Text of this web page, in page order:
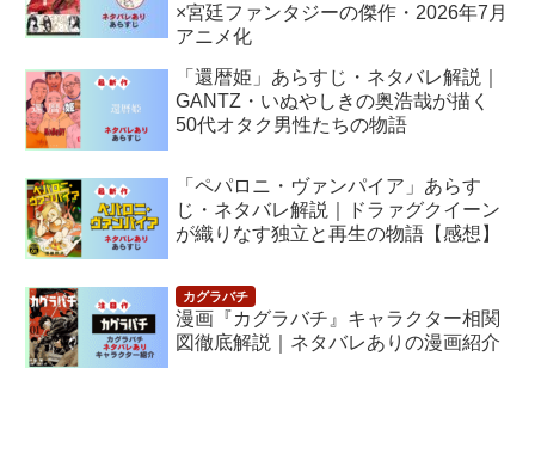
×宮廷ファンタジーの傑作・2026年7月
アニメ化
「還暦姫」あらすじ・ネタバレ解説｜
GANTZ・いぬやしきの奥浩哉が描く
50代オタク男性たちの物語
「ペパロニ・ヴァンパイア」あらす
じ・ネタバレ解説｜ドラァグクイーン
が織りなす独立と再生の物語【感想】
漫画『カグラバチ』キャラクター相関
図徹底解説｜ネタバレありの漫画紹介